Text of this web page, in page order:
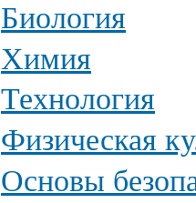
Биология
Химия
Технология
Физическая
Основы